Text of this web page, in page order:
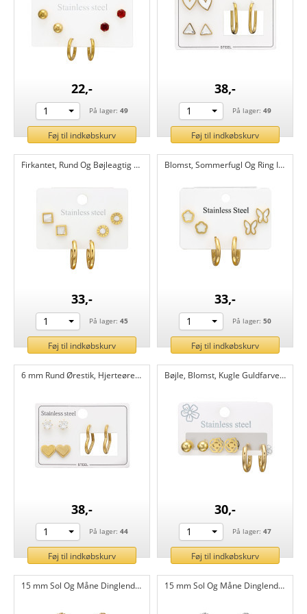
22,-
1 På lager: 49
Føj til indkøbskurv
38,-
1 På lager: 49
Føj til indkøbskurv
Firkantet, Rund Og Bøjleagtig Guldfarve - Stål smykkesæt 316L kirurgisk rustfrit stål CH51452
33,-
1 På lager: 45
Føj til indkøbskurv
Blomst, Sommerfugl Og Ring I Guldfarve - Stål smykkesæt 316L kirurgisk rustfrit stål CH51451
33,-
1 På lager: 50
Føj til indkøbskurv
6 mm Rund Ørestik, Hjerteørestik Og Hjerteformede Huggie Hoops I Guld - Stål smykkesæt 316L kirurgisk rustfrit stål CH51450
38,-
1 På lager: 44
Føj til indkøbskurv
Bøjle, Blomst, Kugle Guldfarvet - Stål smykkesæt 316L kirurgisk rustfrit stål CH51449
30,-
1 På lager: 47
Føj til indkøbskurv
15 mm Sol Og Måne Dinglende På Ring I Guldfarve - Stålcreoler 316L kirurgisk rustfrit stål CH51448 15 mm Sol Og Måne Dinglende I Ring - Stålcreoler 316L kirurgisk rustfrit stål CH51447